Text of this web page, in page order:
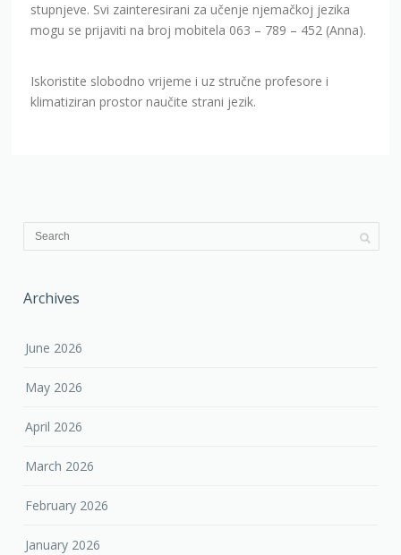
stupnjeve. Svi zainteresirani za učenje njemačkoj jezika
mogu se prijaviti na broj mobitela 063 – 789 – 452 (Anna).
Iskoristite slobodno vrijeme i uz stručne profesore i
klimatiziran prostor naučite strani jezik.
Archives
June 2026
May 2026
April 2026
March 2026
February 2026
January 2026